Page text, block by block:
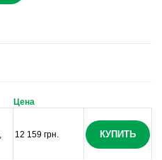
Цена
12 159 грн. КУПИТЬ